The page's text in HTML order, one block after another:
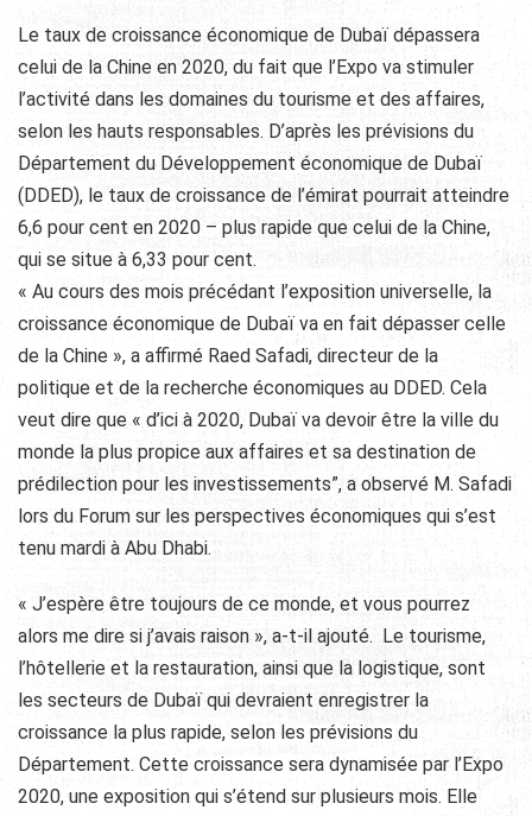
Le taux de croissance économique de Dubaï dépassera
celui de la Chine en 2020, du fait que l’Expo va stimuler
l’activité dans les domaines du tourisme et des affaires,
selon les hauts responsables. D’après les prévisions du
Département du Développement économique de Dubaï
(DDED), le taux de croissance de l’émirat pourrait atteindre
6,6 pour cent en 2020 – plus rapide que celui de la Chine,
qui se situe à 6,33 pour cent.
« Au cours des mois précédant l’exposition universelle, la
croissance économique de Dubaï va en fait dépasser celle
de la Chine », a affirmé Raed Safadi, directeur de la
politique et de la recherche économiques au DDED. Cela
veut dire que « d’ici à 2020, Dubaï va devoir être la ville du
monde la plus propice aux affaires et sa destination de
prédilection pour les investissements”, a observé M. Safadi
lors du Forum sur les perspectives économiques qui s’est
tenu mardi à Abu Dhabi.
« J’espère être toujours de ce monde, et vous pourrez
alors me dire si j’avais raison », a-t-il ajouté. Le tourisme,
l’hôtellerie et la restauration, ainsi que la logistique, sont
les secteurs de Dubaï qui devraient enregistrer la
croissance la plus rapide, selon les prévisions du
Département. Cette croissance sera dynamisée par l’Expo
2020, une exposition qui s’étend sur plusieurs mois. Elle